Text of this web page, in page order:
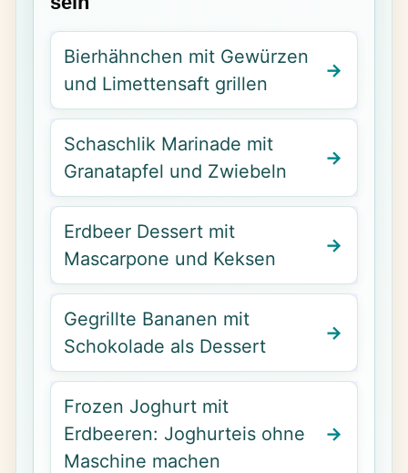
Bierhähnchen mit Gewürzen
und Limettensaft grillen
Schaschlik Marinade mit
Granatapfel und Zwiebeln
Erdbeer Dessert mit
Mascarpone und Keksen
Gegrillte Bananen mit
Schokolade als Dessert
Frozen Joghurt mit
Erdbeeren: Joghurteis ohne
Maschine machen